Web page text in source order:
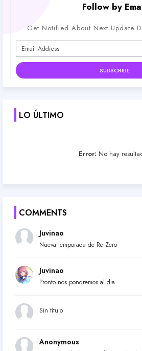
Follow by
Get Notified About Next Update
LO ÚLTIMO
Error: No hay
COMMENTS
Juvinao
Nueva temporada de Re Zero
Juvinao
Pronto nos pondremos al dia
Sin título
Anonymous